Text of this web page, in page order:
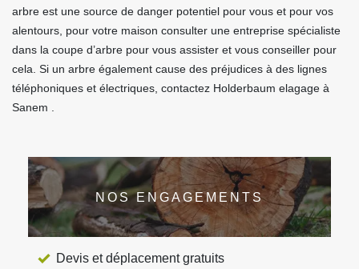
arbre est une source de danger potentiel pour vous et pour vos
alentours, pour votre maison consulter une entreprise spécialiste
dans la coupe d’arbre pour vous assister et vous conseiller pour
cela. Si un arbre également cause des préjudices à des lignes
téléphoniques et électriques, contactez Holderbaum elagage à
Sanem .
NOS ENGAGEMENTS
Devis et déplacement gratuits